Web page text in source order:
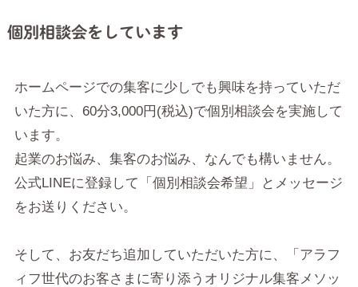
個別相談会をしています
ホームページでの集客に少しでも興味を持っていただ
いた方に、60分3,000円(税込)で個別相談会を実施して
います。
起業のお悩み、集客のお悩み、なんでも構いません。
公式LINEに登録して「個別相談会希望」とメッセージ
をお送りください。
そして、お友だち追加していただいた方に、「アラフ
ィフ世代のお客さまに寄り添うオリジナル集客メソッ